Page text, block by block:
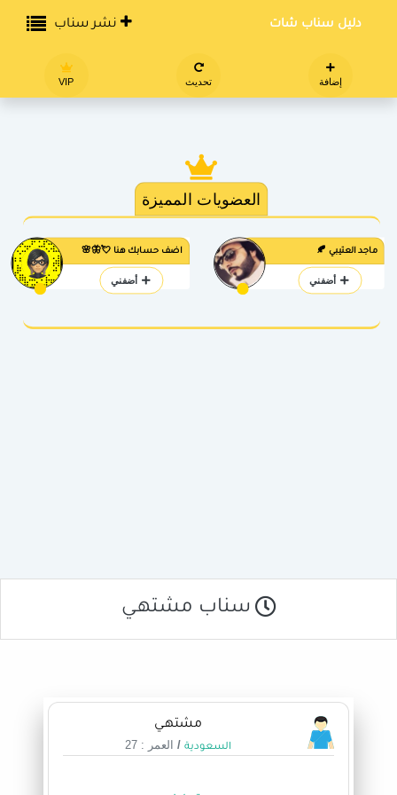
دليل سناب شات نشر سناب
إضافة تحديث VIP
العضويات المميزة
ماجد العتيبي 🍂
أضفني
اضف حسابك هنا 💘🦋🌸
أضفني
سناب مشتهـي
مشتهـي
السعودية / العمر : 27